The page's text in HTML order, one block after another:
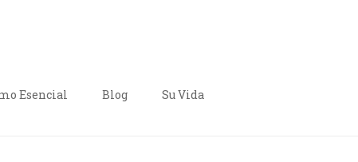
Esencial Blog Su Vida